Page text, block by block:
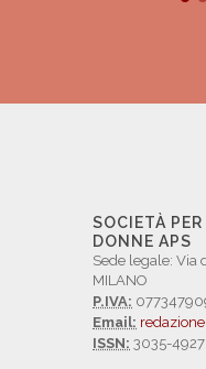
SOCIETÀ
DONNE APS
Sede legale: Via
MILANO
P.IVA:
Email:
ISSN: 3035-4927